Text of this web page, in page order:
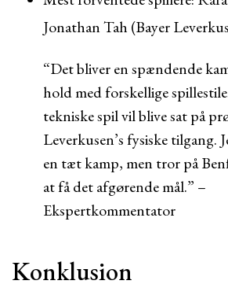
Jonathan Tah (Bayer
“Det bliver en spændende
hold med forskellige
tekniske spil vil blive sat på
Leverkusen’s fysiske tilgang.
en tæt kamp, men tror på
at få det afgørende mål.” –
Ekspertkommentator
Konklusion